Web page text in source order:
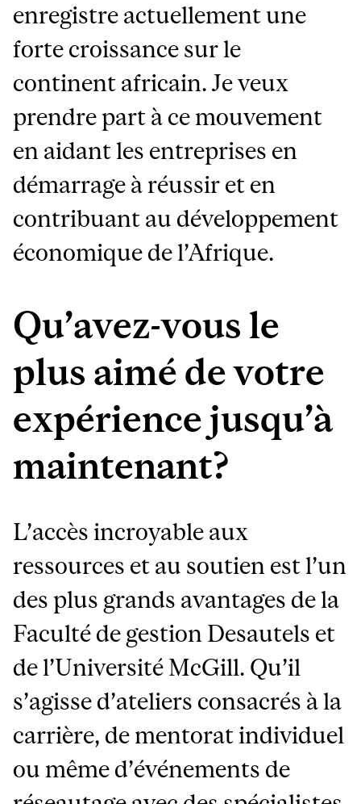
enregistre actuellement une
forte croissance sur le
continent africain. Je veux
prendre part à ce mouvement
en aidant les entreprises en
démarrage à réussir et en
contribuant au développement
économique de l’Afrique.
Qu’avez-vous le
plus aimé de votre
expérience jusqu’à
maintenant?
L’accès incroyable aux
ressources et au soutien est l’un
des plus grands avantages de la
Faculté de gestion Desautels et
de l’Université McGill. Qu’il
s’agisse d’ateliers consacrés à la
carrière, de mentorat individuel
ou même d’événements de